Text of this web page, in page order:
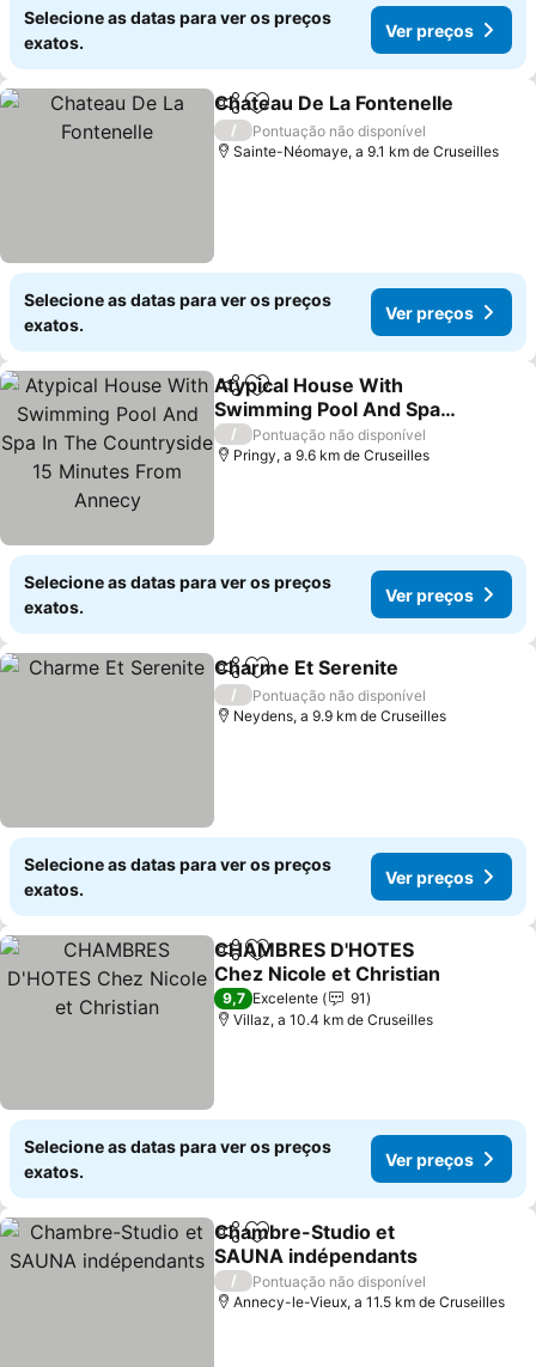
Selecione as datas para ver os preços
exatos.
Ver preços
PartilharAdicionar aos favoritos
Chateau De La Fontenelle
/
Pontuação não disponível
Sainte-Néomaye, a 9.1 km de Cruseilles
Selecione as datas para ver os preços
exatos.
Ver preços
PartilharAdicionar aos favoritos
Atypical House With
Swimming Pool And Spa
In The Countryside 15
Minutes From Annecy
/
Pontuação não disponível
Pringy, a 9.6 km de Cruseilles
Selecione as datas para ver os preços
exatos.
Ver preços
PartilharAdicionar aos favoritos
Charme Et Serenite
/
Pontuação não disponível
Neydens, a 9.9 km de Cruseilles
Selecione as datas para ver os preços
exatos.
Ver preços
PartilharAdicionar aos favoritos
CHAMBRES D'HOTES
Chez Nicole et Christian
9,7 Excelente
91
Villaz, a 10.4 km de Cruseilles
Selecione as datas para ver os preços
exatos.
Ver preços
PartilharAdicionar aos favoritos
Chambre-Studio et
SAUNA indépendants
/
Pontuação não disponível
Annecy-le-Vieux, a 11.5 km de Cruseilles